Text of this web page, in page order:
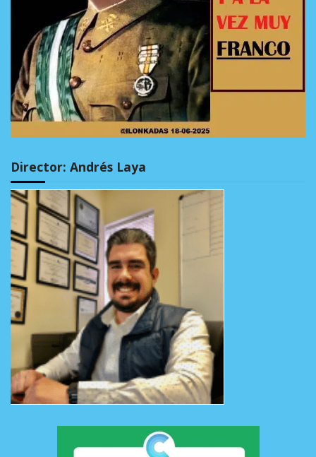
Director: Andrés Laya